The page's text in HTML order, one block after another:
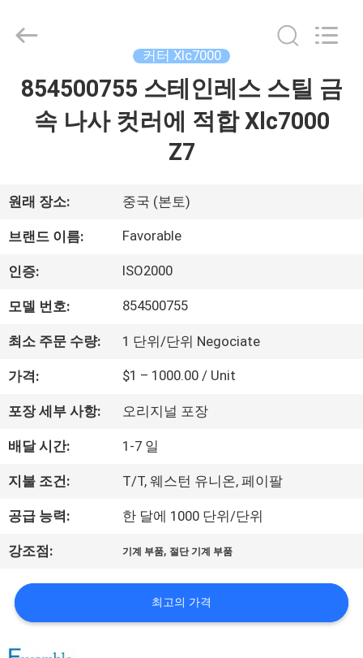
집
우
리
에
대
하
공
장
여
행
품
질
DONGGUAN
FAVORABLE
Rights
커터 Xlc7000
854500755 스테인레스 스틸 금
속 나사 컷러에 적합 Xlc7000
Z7
원래 장소: 중국 (본토)
브랜드 이름: Favorable
인증: ISO2000
모델 번호: 854500755
최소 주문 수량: 1 단위/단위 Negociate
가격: $1 – 1000.00 / Unit
포장 세부 사항: 오리지널 포장
배달 시간: 1-7 일
지불 조건: T/T, 웨스턴 유니온, 페이팔
공급 능력: 한 달에 1000 단위/단위
강조점: 기계 부품, 절단 기계 부품
최고의 가격